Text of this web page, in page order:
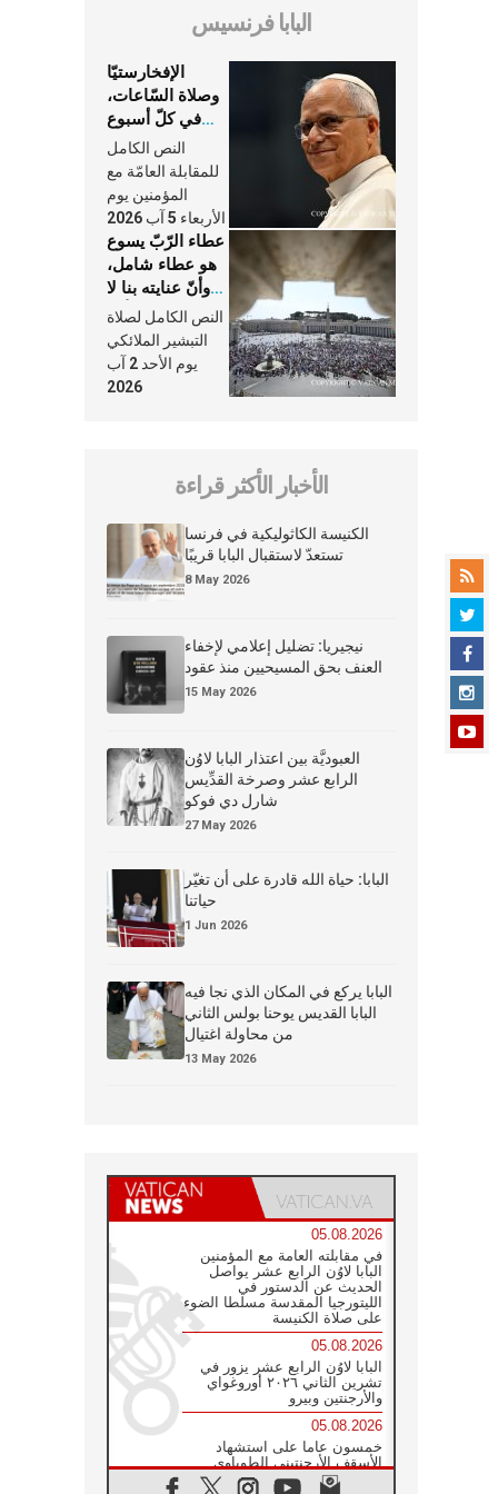
البابا فرنسيس
الإفخارستيّا
وصلاة السّاعات،
في كلّ أسبوع
وكلّ يوم، هما
النَّفَس في حياة
الكنيسة
النص الكامل
للمقابلة العامّة مع
المؤمنين يوم
الأربعاء 5 آب 2026
عطاء الرّبّ يسوع
هو عطاء شامل،
وأنّ عنايته بنا لا
تغيب عنّا أبدًا
النص الكامل لصلاة
التبشير الملائكي
يوم الأحد 2 آب
2026
الأخبار الأكثر قراءة
الكنيسة الكاثوليكية في فرنسا
تستعدّ لاستقبال البابا قريبًا
8 May 2026
نيجيريا: تضليل إعلامي لإخفاء
العنف بحق المسيحيين منذ عقود
15 May 2026
العبوديَّة بين اعتذار البابا لاوُن
الرابع عشر وصرخة القدِّيس
شارل دي فوكو
27 May 2026
البابا: حياة الله قادرة على أن تغيّر
حياتنا
1 Jun 2026
البابا يركع في المكان الذي نجا فيه
البابا القديس يوحنا بولس الثاني
من محاولة اغتيال
13 May 2026
05.08.2026
في مقابلته العامة مع المؤمنين
البابا لاوُن الرابع عشر يواصل
الحديث عن الدستور في
الليتورجيا المقدسة مسلطا الضوء
على صلاة الكنيسة
05.08.2026
البابا لاوُن الرابع عشر يزور في
تشرين الثاني ٢٠٢٦ أوروغواي
والأرجنتين وبيرو
05.08.2026
خمسون عاما على استشهاد
الأسقف الأرجنتيني الطوباوي
إنريكي أنجيليلي